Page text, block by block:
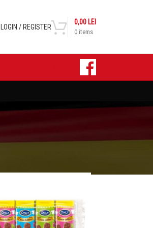
LOGIN / REGISTER
0 items
0,00 LEI